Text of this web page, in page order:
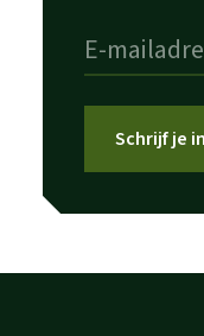
Schrijf je in